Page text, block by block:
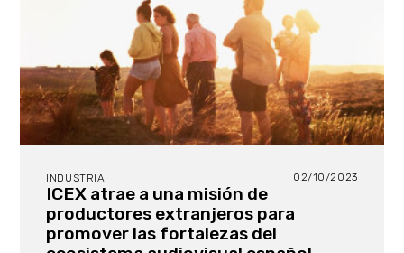
INDUSTRIA 02/10/2023
ICEX atrae a una misión de
productores extranjeros para
promover las fortalezas del